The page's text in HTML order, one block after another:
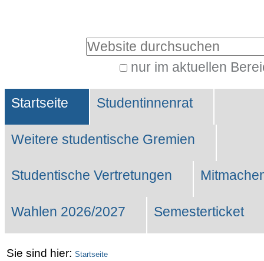
Website durchsuchen
nur im aktuellen
Suche…
Sektionen
Startseite Studentinnenrat
Weitere studentische Gremien
Studentische Vertretungen
Wahlen 2026/2027 Semesterticket
Sie sind hier: Startseite